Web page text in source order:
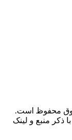
ذکر منبع و لینک